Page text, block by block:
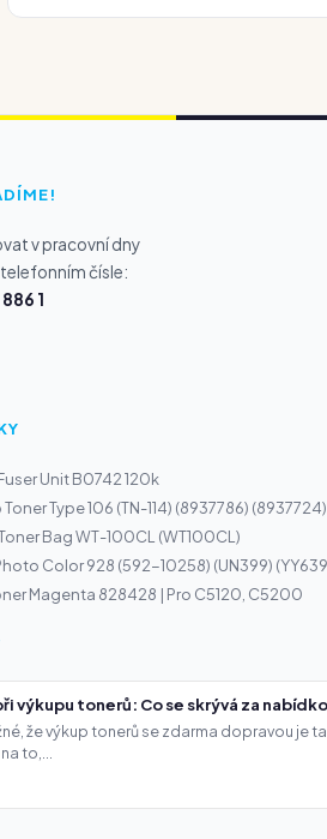
v pracovní dny
čísle:
1
Unit B0742 120k
Type 106 (TN-114) (8937786) (8937724)
Bag WT-100CL (WT100CL)
Color 928 (592-10258) (UN399)
Magenta 828428 | Pro C5120, C5200
výkupu tonerů: Co se skrývá za
že výkup tonerů se zdarma dopravou je
to,...